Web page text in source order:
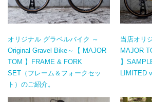
オリジナル グラベルバイク ～
Original Gravel Bike～【 MAJOR
TOM 】FRAME & FORK
SET（フレーム＆フォークセッ
ト）のご紹介。
当店オリ
MAJOR
】
LIMITED